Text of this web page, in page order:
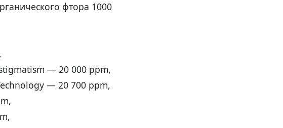
фтора 1000
— 20 000 ppm,
— 20 700 ppm,